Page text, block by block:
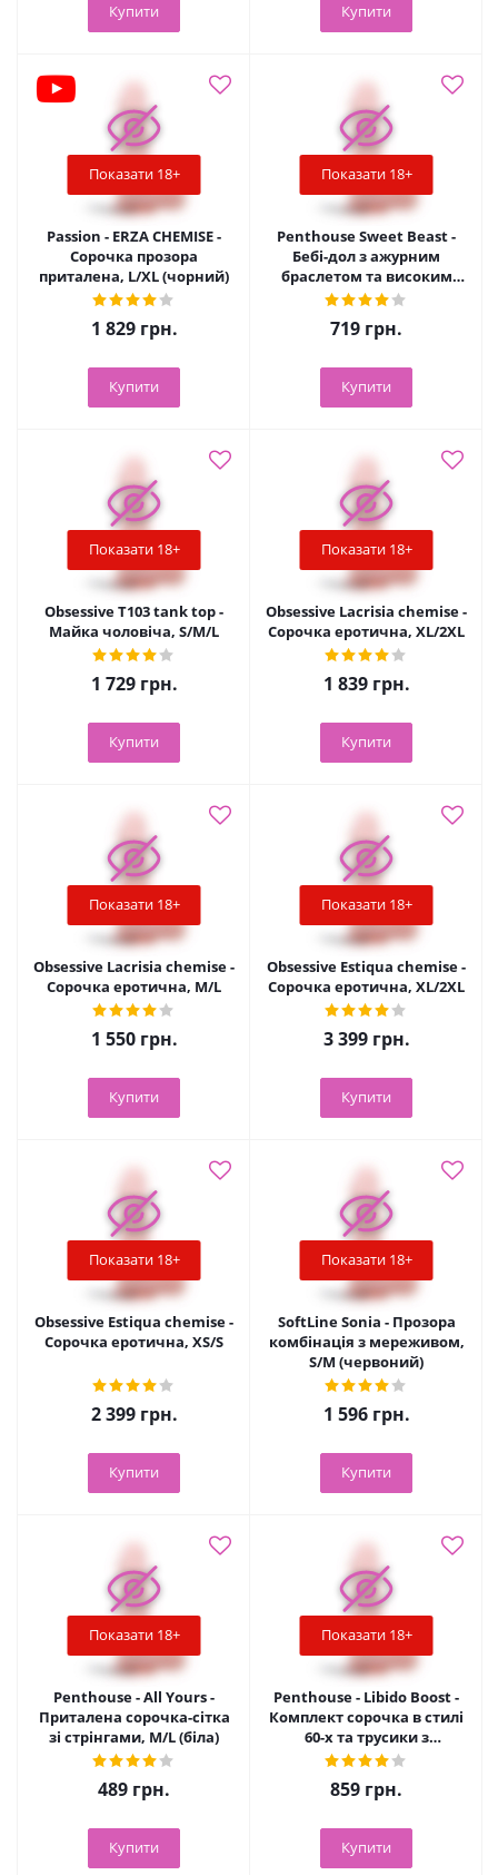
Купити Купити
Показати 18+
Passion - ERZA CHEMISE -
Сорочка прозора
приталена, L/XL (чорний)
1 829грн.
Купити
Показати 18+
Penthouse Sweet Beast -
Бебі-дол з ажурним
браслетом та високим
розрізом, M/L
719 грн.
Купити
Показати 18+
Obsessive T103 tank top -
Майка чоловіча, S/M/L
1 729грн.
Купити
Показати 18+
Obsessive Lacrisia chemise -
Сорочка еротична, XL/2XL
1 839грн.
Купити
Показати 18+
Obsessive Lacrisia chemise -
Сорочка еротична, M/L
1 550грн.
Купити
Показати 18+
Obsessive Estiqua chemise -
Сорочка еротична, XL/2XL
3 399грн.
Купити
Показати 18+
Obsessive Estiqua chemise -
Сорочка еротична, XS/S
2 399грн.
Купити
Показати 18+
SoftLine Sonia - Прозора
комбінація з мереживом,
S/M (червоний)
1 596грн.
Купити
Показати 18+
Penthouse - All Yours -
Приталена сорочка-сітка
зі стрінгами, M/L (біла)
489 грн.
Купити
Показати 18+
Penthouse - Libido Boost -
Комплект сорочка в стилі
60-х та трусики з
доступом, M/L (білий)
859 грн.
Купити